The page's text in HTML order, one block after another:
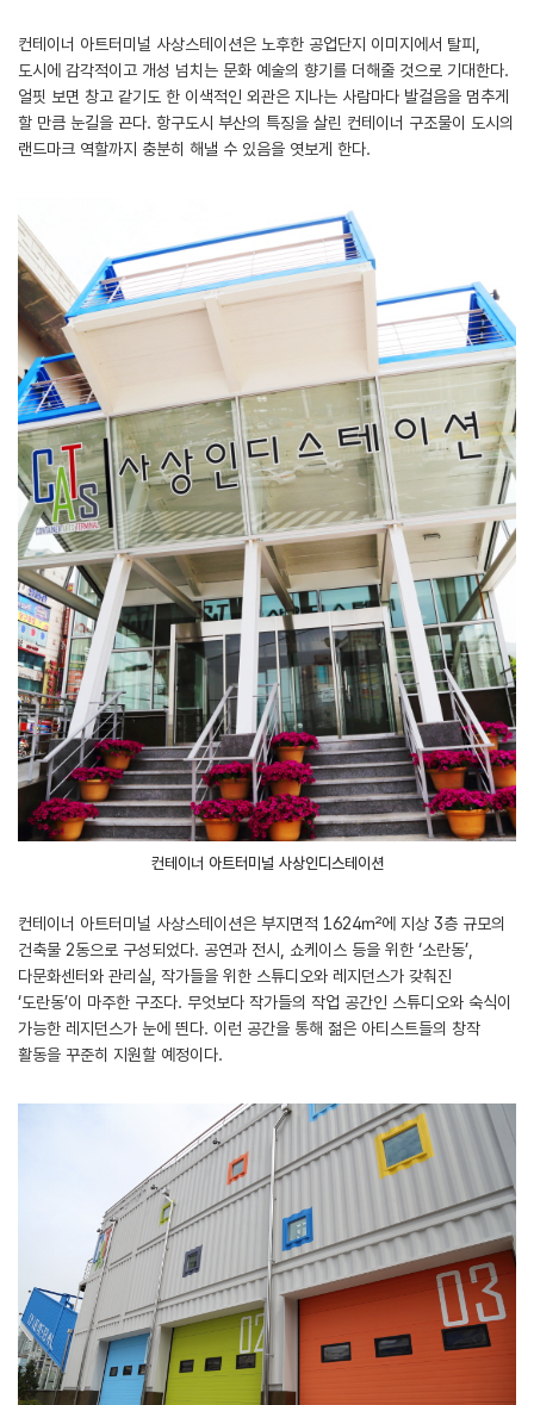
컨테이너 아트터미널 사상스테이션은 노후한 공업단지 이미지에서 탈피,
도시에 감각적이고 개성 넘치는 문화 예술의 향기를 더해줄 것으로 기대한다.
얼핏 보면 창고 같기도 한 이색적인 외관은 지나는 사람마다 발걸음을 멈추게
할 만큼 눈길을 끈다. 항구도시 부산의 특징을 살린 컨테이너 구조물이 도시의
랜드마크 역할까지 충분히 해낼 수 있음을 엿보게 한다.
컨테이너 아트터미널 사상인디스테이션
컨테이너 아트터미널 사상스테이션은 부지면적 1624㎡에 지상 3층 규모의
건축물 2동으로 구성되었다. 공연과 전시, 쇼케이스 등을 위한 ‘소란동’,
다문화센터와 관리실, 작가들을 위한 스튜디오와 레지던스가 갖춰진
‘도란동’이 마주한 구조다. 무엇보다 작가들의 작업 공간인 스튜디오와 숙식이
가능한 레지던스가 눈에 띈다. 이런 공간을 통해 젊은 아티스트들의 창작
활동을 꾸준히 지원할 예정이다.